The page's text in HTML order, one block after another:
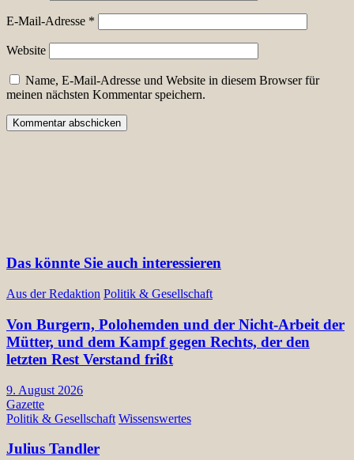
E-Mail-Adresse *
Website
Name, E-Mail-Adresse und Website in diesem Browser für
meinen nächsten Kommentar speichern.
Das könnte Sie auch interessieren
Aus der Redaktion Politik & Gesellschaft
Von Burgern, Polohemden und der Nicht-Arbeit der
Mütter, und dem Kampf gegen Rechts, der den
letzten Rest Verstand frißt
9. August 2026
Gazette
Politik & Gesellschaft Wissenswertes
Julius Tandler